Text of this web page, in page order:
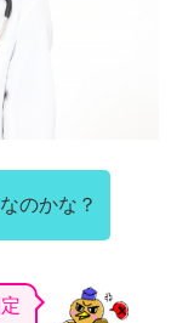
のかな？